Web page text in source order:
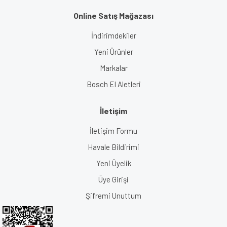
Online Satış Mağazası
İndirimdekiler
Yeni Ürünler
Markalar
Bosch El Aletleri
İletişim
İletişim Formu
Havale Bildirimi
Yeni Üyelik
Üye Girişi
Şifremi Unuttum